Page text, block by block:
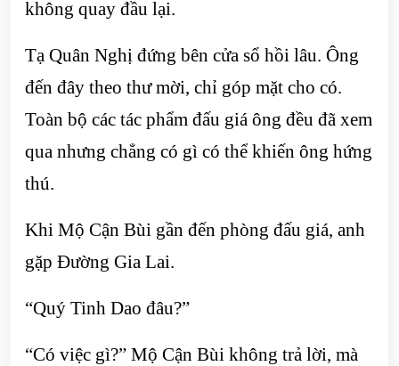
không quay đầu lại.
Tạ Quân Nghị đứng bên cửa sổ hồi lâu. Ông
đến đây theo thư mời, chỉ góp mặt cho có.
Toàn bộ các tác phẩm đấu giá ông đều đã xem
qua nhưng chẳng có gì có thể khiến ông hứng
thú.
Khi Mộ Cận Bùi gần đến phòng đấu giá, anh
gặp Đường Gia Lai.
“Quý Tinh Dao đâu?”
“Có việc gì?” Mộ Cận Bùi không trả lời, mà